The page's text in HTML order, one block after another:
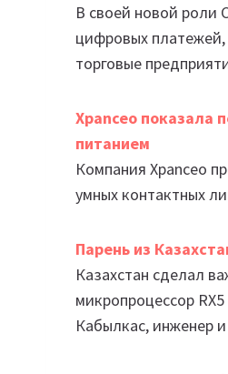
В своей новой роли
цифровых платежей,
торговые
Xpanceo показала
питанием
Компания Xpanceo
умных контактных
Парень из
Казахстан сделал
микропроцессор
Кабылкас, инженер